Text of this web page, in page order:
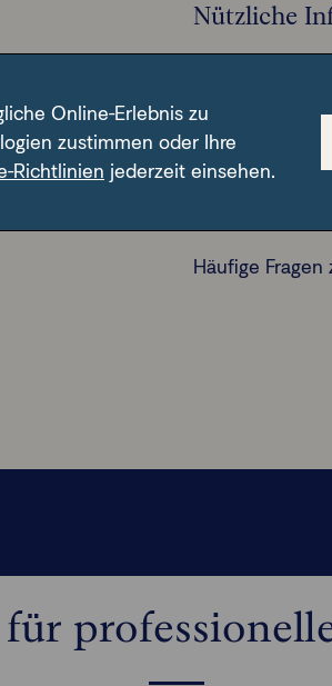
Nützliche
Über uns
Häufige Fragen
Online-Erlebnis zu
zustimmen oder Ihre
Richtlinien jederzeit einsehen.